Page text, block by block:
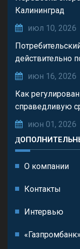
Калининград
июл 10, 2026
действительно
июн 16, 2026
Как
справедливую
июн 01, 2026
О компании
Контакты
Интервью
«Газпромбанк»